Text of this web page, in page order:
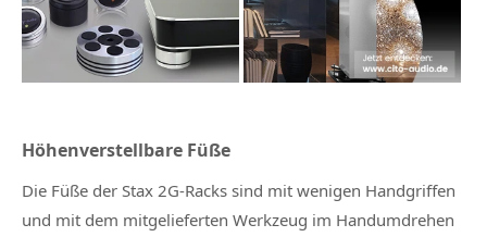
Höhenverstellbare Füße
Die Füße der Stax 2G-Racks sind mit wenigen Handgriffen
und mit dem mitgelieferten Werkzeug im Handumdrehen